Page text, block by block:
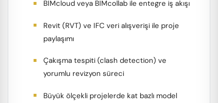
BIMcloud veya BIMcollab ile entegre iş akışı
Revit (RVT) ve IFC veri alışverişi ile proje
paylaşımı
Çakışma tespiti (clash detection) ve
yorumlu revizyon süreci
Büyük ölçekli projelerde kat bazlı model